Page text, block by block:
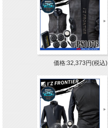
価格:32,373円(税込)